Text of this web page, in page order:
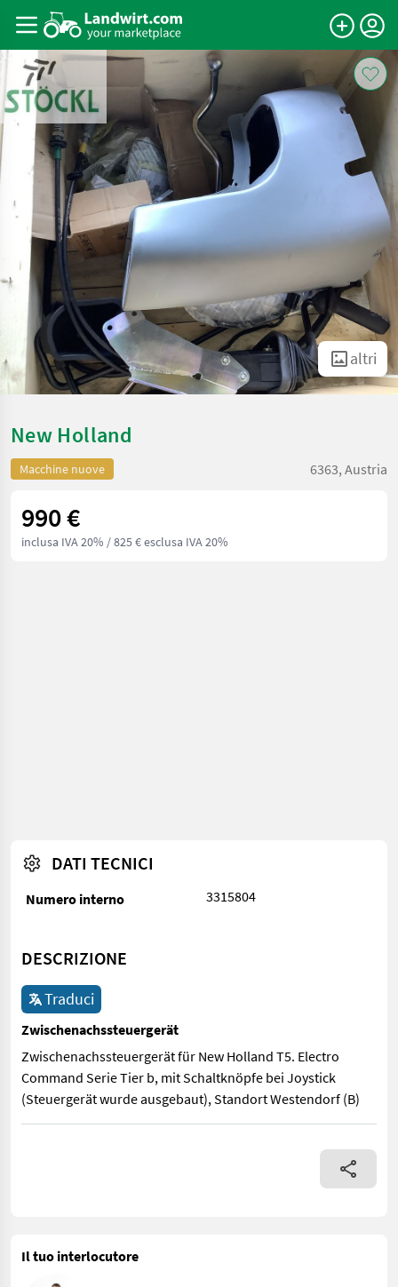
altri
New Holland
Macchine nuove 6363, Austria
990 €
inclusa IVA 20% / 825 € esclusa IVA 20%
DATI TECNICI
Numero interno 3315804
DESCRIZIONE
Traduci
Zwischenachssteuergerät
Zwischenachssteuergerät für New Holland T5. Electro
Command Serie Tier b, mit Schaltknöpfe bei Joystick
(Steuergerät wurde ausgebaut), Standort Westendorf (B)
Zwischenachssteuergerät für New Holland T5. Electro
Il tuo interlocutore